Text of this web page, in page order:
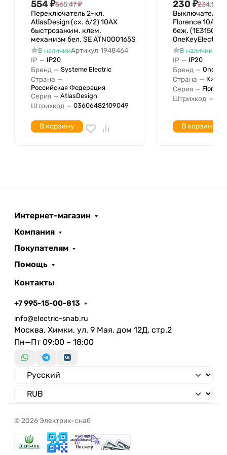
Оформление
Опорное, несущее кольцо
Подходит для степени
защиты IP
IP20
Ширина устройства
Высота устройства
Глубина устройства
Беспроводная локальная
С полем для надписи
554₽565,47₽
Переключатель 2-кл.
AtlasDesign (сх. 6/2) 10AX
быстрозажим. клем.
механизм бел. SE ATN000165S
В наличииАртикул 1948464
IP — IP20
Бренд — Systeme Electric
Страна —
Российская Федерация
Серия — AtlasDesign
Штрихкод — 03606482109049
В корзину
230 ₽234,85
Выключатель
Florence 10А
беж.
OneKeyElectro
В наличии
IP — IP20
Бренд —
Страна — Китай
Серия —
Штрихкод —
В корзину
Интернет-магазин
Компания
Покупателям
Помощь
Контакты
+7 995-15-00-813
info@electric-snab.ru
Москва, Химки, ул. 9 Мая, дом 12Д, стр.2
Пн—Пт 09:00 – 18:00
© 2026 Электрик-снаб